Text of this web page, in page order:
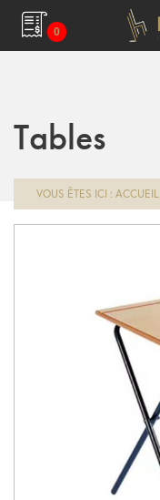
0
Tables
VOUS ÊTES ICI : ACCUEIL